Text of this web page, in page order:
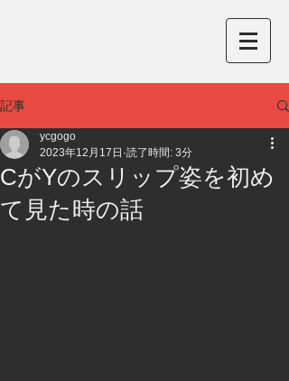
記事
CがYのスリップ姿を初め
て見た時の話
ycgogo
2023年12月17日 読了時間: 3分